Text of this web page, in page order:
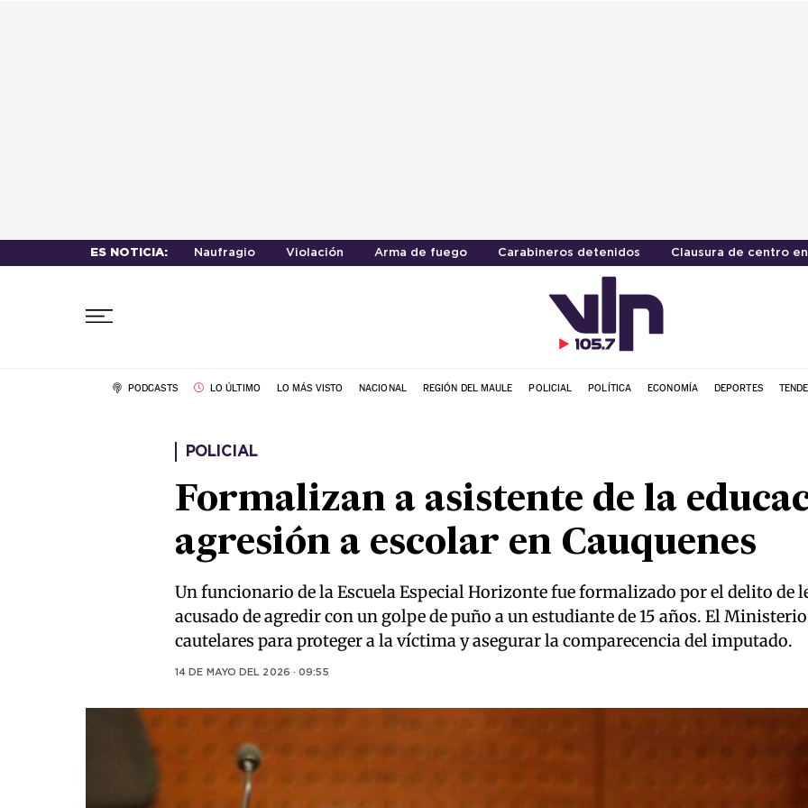
ES NOTICIA: Naufragio Violación Arma de fuego Carabineros detenidos Clausura de centro
PODCASTS LO ÚLTIMO LO MÁS VISTO NACIONAL REGIÓN DEL MAULE POLICIAL POLÍTICA ECONOMÍA DEPORTES
POLICIAL
Formalizan a asistente de la
agresión a escolar en Cauquenes
Un funcionario de la Escuela Especial Horizonte fue formalizado por el delito de
acusado de agredir con un golpe de puño a un estudiante de 15 años. El
cautelares para proteger a la víctima y asegurar la comparecencia del imputado.
14 DE MAYO DEL 2026 · 09:55